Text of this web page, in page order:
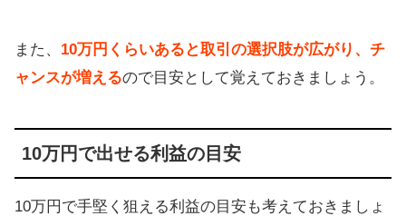
また、 10万円くらいあると取引の選択肢が広がり、チ
ャンスが増えるので目安として覚えておきましょう。
10万円で出せる利益の目安
10万円で手堅く狙える利益の目安も考えておきましょ